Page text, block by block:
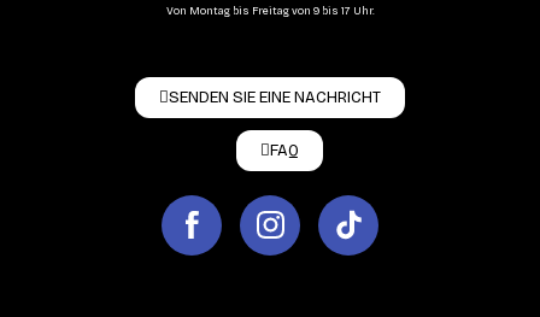
Von Montag bis Freitag von 9 bis 17 Uhr.
SENDEN SIE EINE NACHRICHT
FAQ